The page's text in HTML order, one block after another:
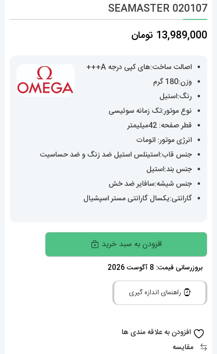
SEAMASTER 020107
13,989,000 تومان
اصالت ساخت:های کپی درجه A+++
وزن:180 گرم
رنگ:استیل
نوع موتور:تک زمانه سوئیسی
قطر صفحه: 42میلیمتر
انرژی موتور: اتومات
جنس قاب:استینلس استیل ضد زنگ و ضد حساسیت
جنس بند:استیل
جنس شیشه:سافایر ضد خش
گارانتی:یکسال گارانتی مستر اسپشیال
ساعتمچی
مردانه
امگا
سیمستر
اتوماتیک
SEAMASTER
020107
افزودن به سبد خرید
بروزرسانی قیمت: 8 آگوست 2026
راهنمای اندازه گیری
افزودن به علاقه مندی ها
مقایسه